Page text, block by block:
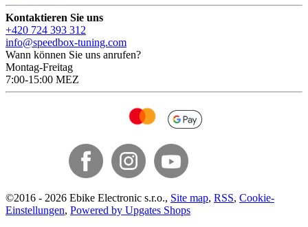
Kontaktieren Sie uns
+420 724 393 312
info@speedbox-tuning.com
Wann können Sie uns anrufen?
Montag-Freitag
7:00-15:00 MEZ
©2016 - 2026 Ebike Electronic s.r.o., Site map, RSS, Cookie-
Einstellungen, Powered by Upgates Shops